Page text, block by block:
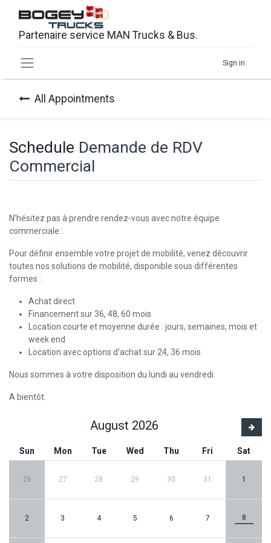
Partenaire service MAN Trucks & Bus.
Sign in
All Appointments
Schedule Demande de RDV
Commercial
N’hésitez pas à prendre rendez-vous avec notre équipe
commerciale :
Pour définir ensemble votre projet de mobilité, venez découvrir
toutes nos solutions de mobilité, disponible sous différentes
formes :
Achat direct
Financement sur 36, 48, 60 mois
Location courte et moyenne durée : jours, semaines, mois et
week end
Location avec options d’achat sur 24, 36 mois
Nous sommes à votre disposition du lundi au vendredi.
A bientôt.
August 2026
Sun Mon Tue Wed Thu Fri Sat
26 27 28 29 30 31 1
2 3 4 5 6 7 8